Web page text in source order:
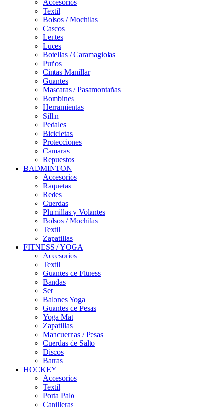
Accesorios
Textil
Bolsos / Mochilas
Cascos
Lentes
Luces
Botellas / Caramagiolas
Puños
Cintas Manillar
Guantes
Mascaras / Pasamontañas
Bombines
Herramientas
Sillin
Pedales
Bicicletas
Protecciones
Camaras
Repuestos
BADMINTON
Accesorios
Raquetas
Redes
Cuerdas
Plumillas y Volantes
Bolsos / Mochilas
Textil
Zapatillas
FITNESS / YOGA
Accesorios
Textil
Guantes de Fitness
Bandas
Set
Balones Yoga
Guantes de Pesas
Yoga Mat
Zapatillas
Mancuernas / Pesas
Cuerdas de Salto
Discos
Barras
HOCKEY
Accesorios
Textil
Porta Palo
Canilleras